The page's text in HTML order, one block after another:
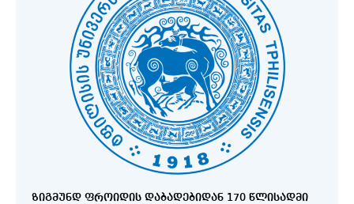
ᲖᲘᲒᲛᲣᲜᲓ ᲤᲠᲝᲘᲓᲘᲡ ᲓᲐᲑᲐᲓᲔᲑᲘᲓᲐᲜ 170 ᲬᲚᲘᲡᲐᲓᲛᲘ